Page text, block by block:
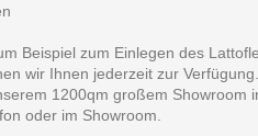
Beispiel zum Einlegen des
wir Ihnen jederzeit zur Verfügung.
1200qm großem Showroom
oder im Showroom.